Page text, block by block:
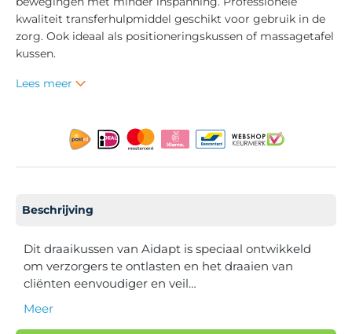
kwaliteit transferhulpmiddel geschikt voor gebruik in de
zorg. Ook ideaal als positioneringskussen of massagetafel
kussen.
Lees meer
Beschrijving
Dit draaikussen van Aidapt is speciaal ontwikkeld
om verzorgers te ontlasten en het draaien van
cliënten eenvoudiger en veil…
Meer